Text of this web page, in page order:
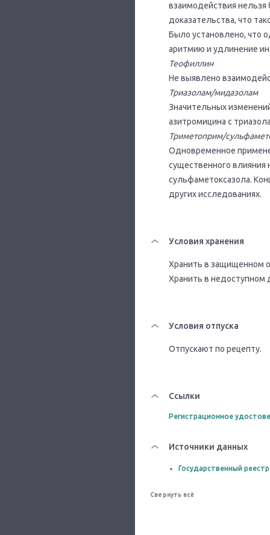
взаимодействия
доказательства, что
Было установлено, что
аритмию и удлинение
Теофиллин
Не выявлено
Триазолам/мидазолам
Значительных
азитромицина с
Триметоприм/
Одновременное
существенного влияния
сульфаметоксазола.
других исследованиях.
Условия хранения
Хранить в защищенном
Хранить в недоступном
Условия отпуска
Отпускают по рецепту.
Ссылки
Регистрационное
Источники данных
Государственный
Свернуть всё